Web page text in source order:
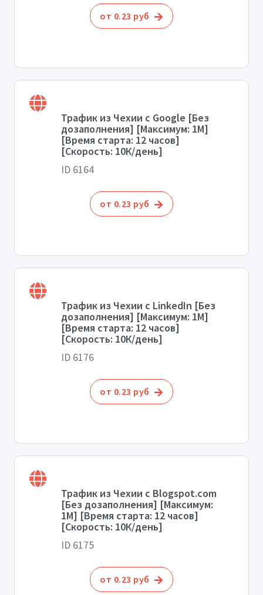
от 0.23 руб
Трафик из Чехии с Google [Без
дозаполнения] [Максимум: 1М]
[Время старта: 12 часов]
[Скорость: 10К/день]
ID 6164
от 0.23 руб
Трафик из Чехии с LinkedIn [Без
дозаполнения] [Максимум: 1М]
[Время старта: 12 часов]
[Скорость: 10К/день]
ID 6176
от 0.23 руб
Трафик из Чехии с Blogspot.com
[Без дозаполнения] [Максимум:
1М] [Время старта: 12 часов]
[Скорость: 10К/день]
ID 6175
от 0.23 руб